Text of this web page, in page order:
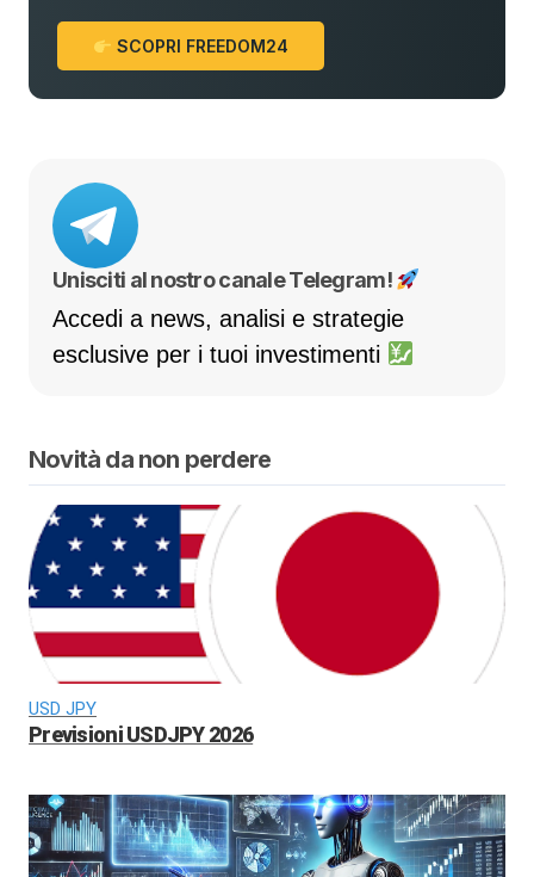
SCOPRI FREEDOM24
Unisciti al nostro canale Telegram!
Accedi a news, analisi e strategie
esclusive per i tuoi investimenti
Novità da non perdere
USD JPY
Previsioni USDJPY 2026